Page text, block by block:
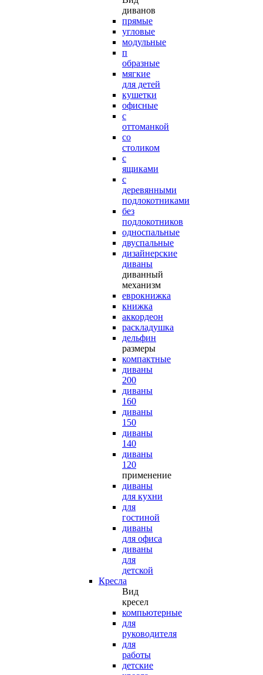
диванов
прямые
угловые
модульные
п
образные
мягкие
для детей
кушетки
офисные
с
оттоманкой
со
столиком
с
ящиками
с
деревянными
подлокотниками
без
подлокотников
односпальные
двуспальные
дизайнерские
диваны
диванный
механизм
еврокнижка
книжка
аккордеон
раскладушка
дельфин
размеры
компактные
диваны
200
диваны
160
диваны
150
диваны
140
диваны
120
применение
диваны
для кухни
для
гостиной
диваны
для офиса
диваны
для
детской
Кресла
Вид
кресел
компьютерные
для
руководителя
для
работы
детские